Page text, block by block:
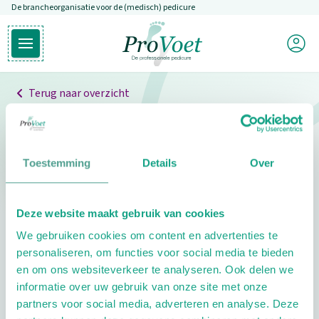
Toestemming Details Over
Deze website maakt gebruik van cookies
We gebruiken cookies om content en advertenties te
personaliseren, om functies voor social media te bieden
en om ons websiteverkeer te analyseren. Ook delen we
informatie over uw gebruik van onze site met onze
partners voor social media, adverteren en analyse. Deze
Overslaan en naar de inhoud gaan
De brancheorganisatie voor de (medisch) pedicure
Open hoofdmenu
Ga naar de homepagina
Mijn
Terug naar overzicht
Professionals
Pedicure niet gevonden
pedicure.